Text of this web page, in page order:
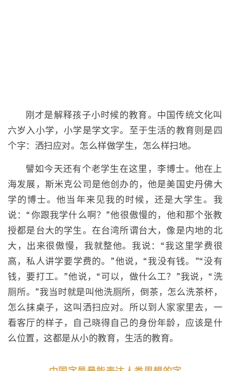
刚才是解释孩子小时候的教育。中国传统文化叫
六岁入小学，小学是学文字。至于生活的教育则是四
个字：洒扫应对。怎么样做学生，怎么样扫地。
譬如今天还有个老学生在这里，李博士。他在上
海发展，斯米克公司是他创办的，他是美国史丹佛大
学的博士。他当年来见我的时候，还是大学生。我
说：“你跟我学什么啊？”他很傲慢的，他和那个张教
授都是台大的学生。在台湾所谓台大，像是内地的北
大，出来很傲慢，我就整他。我说：“我这里学费很
高，私人讲学要学费的。”他说，“我没有钱。”“没有
钱，要打工。”他说，“可以，做什么工？”我说，“洗
厕所。”我当时就是叫他洗厕所，倒茶，怎么洗茶杯，
怎么抹桌子，这叫洒扫应对。所以到人家家里去，一
看客厅的样子，自己晓得自己的身份年龄，应该是什
么位置，这都是从小的教育，生活的教育。